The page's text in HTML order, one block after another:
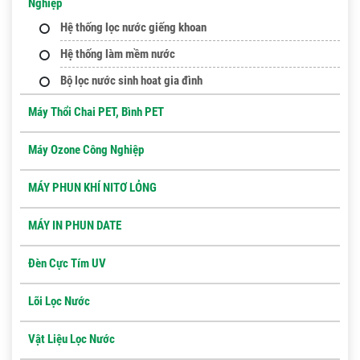
Nghiệp
Hệ thống lọc nước giếng khoan
Hệ thống làm mềm nước
Bộ lọc nước sinh hoat gia đình
Máy Thổi Chai PET, Bình PET
Máy Ozone Công Nghiệp
MÁY PHUN KHÍ NITƠ LỎNG
MÁY IN PHUN DATE
Đèn Cực Tím UV
Lõi Lọc Nước
Vật Liệu Lọc Nước